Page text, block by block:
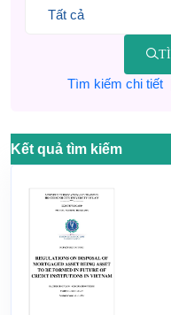
Tìm kiếm chi tiết
Kết quả tìm kiếm